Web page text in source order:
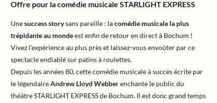
Offre pour la comédie musicale STARLIGHT EXPRESS
Unesuccess storysans pareille : lacomédie musicale la plus
trépidante au mondeest enfin de retour en direct à Bochum !
Vivez l'expérience au plus près et laissez-vous envoûter par ce
spectacle endiablé sur patins à roulettes.
Depuis les années 80, cette comédie musicale à succès écrite par
le légendaireAndrew Lloyd Webberenchante le public du
théâtre STARLIGHT EXPRESS de Bochum. Il est donc grand temps